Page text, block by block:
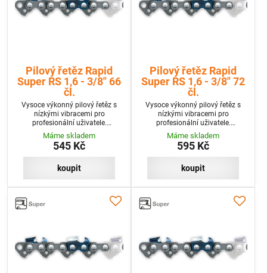
Pilový řetěz Rapid
Super RS 1,6 - 3/8" 66
čl.
Vysoce výkonný pilový řetěz s
nízkými vibracemi pro
profesionální uživatele.
Mimořádně vysoká účinnost při
zápichu a vysoký řezný výkon při
nízkém sklonu k vibracím.
Máme skladem
545 Kč
koupit
Pilový řetěz Rapid
Super RS 1,6 - 3/8" 72
čl.
Vysoce výkonný pilový řetěz s
nízkými vibracemi pro
profesionální uživatele.
Mimořádně vysoká účinnost při
zápichu a vysoký řezný výkon při
nízkém sklonu k vibracím.
Máme skladem
595 Kč
koupit